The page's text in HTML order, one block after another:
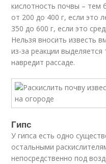
кислотность почвы – тем
от 200 до 400 г, если это
350 до 600 г, если это
Нельзя вносить известь
из-за реакции
навредит рассаде.
Гипс
У гипса есть одно
остальными
непосредственно под